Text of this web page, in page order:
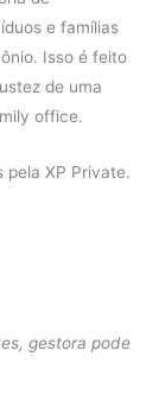
e famílias
Isso é feito
de uma
office.
pela XP Private.
gestora pode